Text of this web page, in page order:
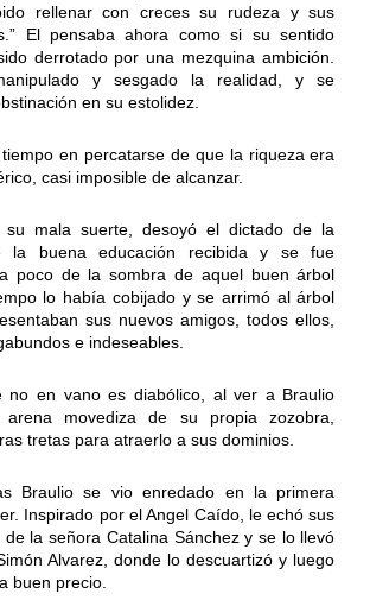
rellenar con creces su rudeza y sus
El pensaba ahora como si su sentido
derrotado por una mezquina ambición.
y sesgado la realidad, y se
en su estolidez.
en percatarse de que la riqueza era
casi imposible de alcanzar.
su mala suerte, desoyó el dictado de la
la buena educación recibida y se fue
poco de la sombra de aquel buen árbol
lo había cobijado y se arrimó al árbol
sus nuevos amigos, todos ellos,
e indeseables.
no en vano es diabólico, al ver a Braulio
movediza de su propia zozobra,
tretas para atraerlo a sus dominios.
Braulio se vio enredado en la primera
Inspirado por el Angel Caído, le echó sus
la señora Catalina Sánchez y se lo llevó
Alvarez, donde lo descuartizó y luego
buen precio.